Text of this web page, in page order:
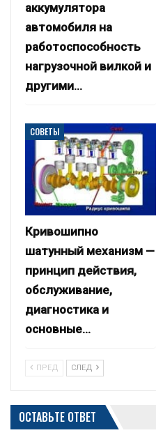
аккумулятора
автомобиля на
работоспособность
нагрузочной вилкой и
другими…
СОВЕТЫ
Кривошипно
шатунный механизм —
принцип действия,
обслуживание,
диагностика и
основные…
ПРЕД СЛЕД
ОСТАВЬТЕ ОТВЕТ